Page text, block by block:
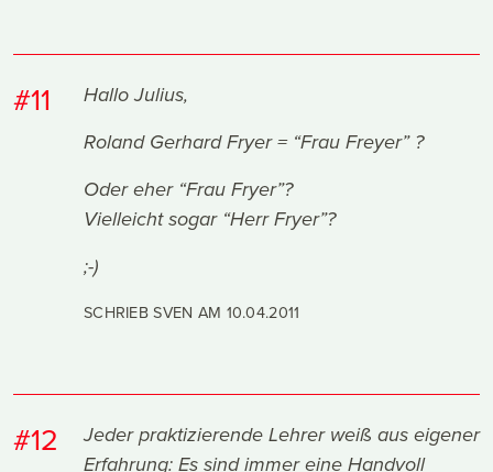
#11
Hallo Julius,
Roland Gerhard Fryer = “Frau Freyer” ?
Oder eher “Frau Fryer”?
Vielleicht sogar “Herr Fryer”?
;-)
SCHRIEB SVEN AM 10.04.2011
#12
Jeder praktizierende Lehrer weiß aus eigener
Erfahrung: Es sind immer eine Handvoll